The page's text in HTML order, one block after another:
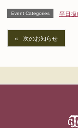
Event Categories 平日扱
次のお知らせ